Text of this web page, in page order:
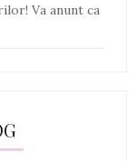
Va anunt ca